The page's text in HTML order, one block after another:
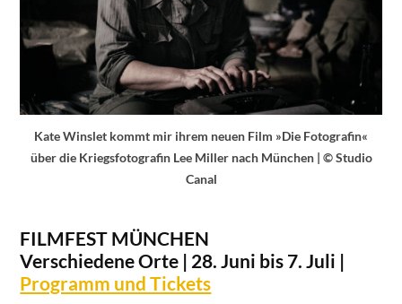
Kate Winslet kommt mir ihrem neuen Film »Die Fotografin«
über die Kriegsfotografin Lee Miller nach München | © Studio
Canal
FILMFEST MÜNCHEN
Verschiedene Orte | 28. Juni bis 7. Juli |
Programm und Tickets